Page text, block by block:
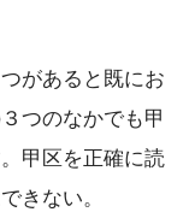
があると既にお
つのなかでも甲
甲区を正確に読
きない。